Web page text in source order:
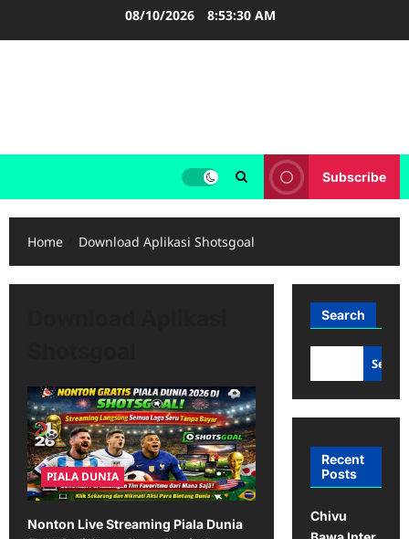
08/10/2026 8:53:30 AM
Subscribe
Home Download Aplikasi Shotsgoal
PIALA DUNIA
Nonton Live Streaming Piala Dunia
Search
Recent
Posts
Chivu